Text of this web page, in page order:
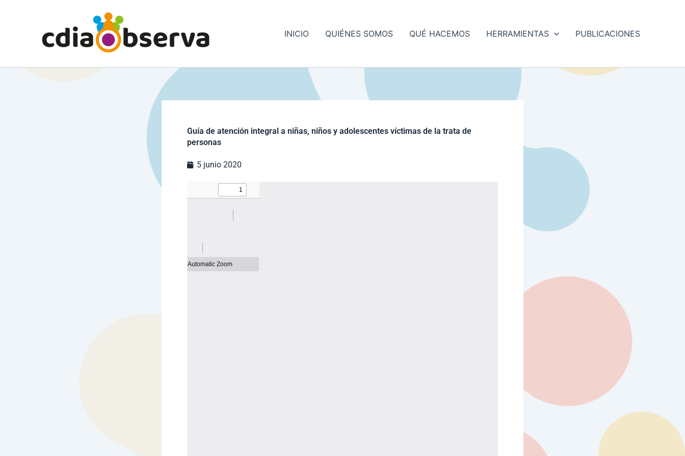
INICIO QUIÉNES SOMOS QUÉ HACEMOS HERRAMIENTAS PUBLICACIONES
Guía de atención integral a niñas, niños y adolescentes víctimas de la trata de
personas
5 junio 2020